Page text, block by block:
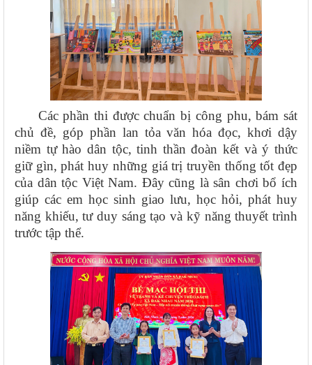
Các phần thi được chuẩn bị công phu, bám sát
chủ đề, góp phần lan tỏa văn hóa đọc, khơi dậy
niềm tự hào dân tộc, tinh thần đoàn kết và ý thức
giữ gìn, phát huy những giá trị truyền thống tốt đẹp
của dân tộc Việt Nam. Đây cũng là sân chơi bổ ích
giúp các em học sinh giao lưu, học hỏi, phát huy
năng khiếu, tư duy sáng tạo và kỹ năng thuyết trình
trước tập thể.